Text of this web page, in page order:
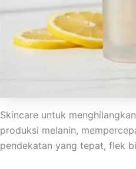
Skincare untuk
produksi melanin,
pendekatan yang tepat, flek